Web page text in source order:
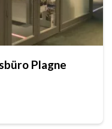
Plagne